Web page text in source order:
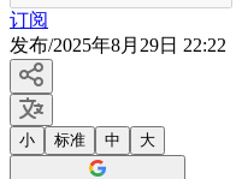
订阅
发布/2025年8月29日 22:22
小 标准 中 大